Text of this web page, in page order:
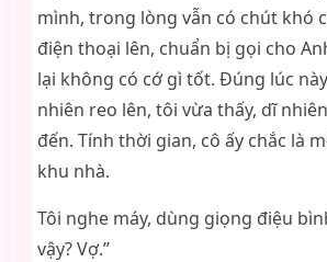
mình, trong lòng vẫn có chút khó
điện thoại lên, chuẩn bị gọi cho
lại không có cớ gì tốt. Đúng lúc
nhiên reo lên, tôi vừa thấy, dĩ
đến. Tính thời gian, cô ấy chắc là
khu nhà.
Tôi nghe máy, dùng giọng điệu
vậy? Vợ.”